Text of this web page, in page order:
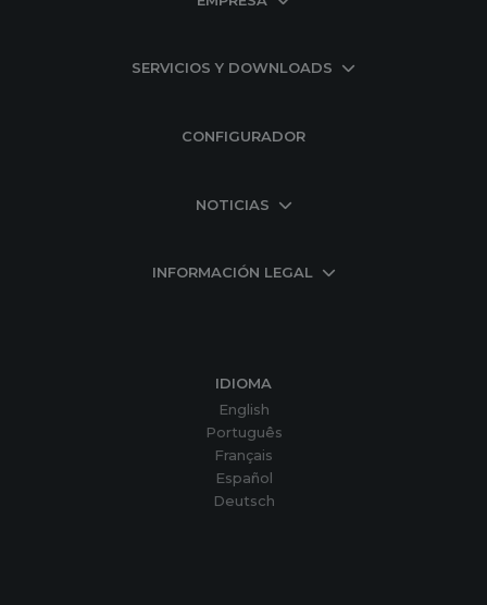
SERVICIOS Y DOWNLOADS
CONFIGURADOR
NOTICIAS
INFORMACIÓN LEGAL
IDIOMA
English
Português
Français
Español
Deutsch